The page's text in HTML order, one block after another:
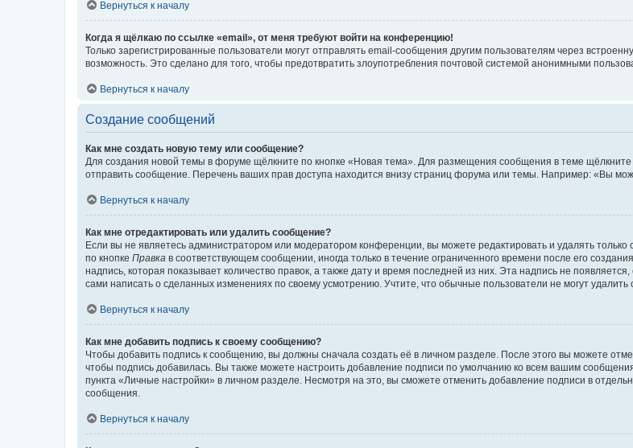
Вернуться к началу
Когда я щёлкаю по ссылке «email», от меня требуют войти на конференцию!
Только зарегистрированные пользователи могут отправлять email-сообщения другим пользователям через
возможность. Это сделано для того, чтобы предотвратить злоупотребления почтовой системой анонимными
Вернуться к началу
Создание сообщений
Как мне создать новую тему или сообщение?
Для создания новой темы в форуме щёлкните по кнопке «Новая тема». Для размещения сообщения в теме
отправить сообщение. Перечень ваших прав доступа находится внизу страниц форума или темы. Например: «Вы
Вернуться к началу
Как мне отредактировать или удалить сообщение?
Если вы не являетесь администратором или модератором конференции, вы можете редактировать и удалять
по кнопке Правка в соответствующем сообщении, иногда только в течение ограниченного времени после его
надпись, которая показывает количество правок, а также дату и время последней из них. Эта надпись не
сами написать о сделанных изменениях по своему усмотрению. Учтите, что обычные пользователи не могут удалить
Вернуться к началу
Как мне добавить подпись к своему сообщению?
Чтобы добавить подпись к сообщению, вы должны сначала создать её в личном разделе. После этого вы можете
чтобы подпись добавилась. Вы также можете настроить добавление подписи по умолчанию ко всем вашим
пункта «Личные настройки» в личном разделе. Несмотря на это, вы сможете отменить добавление подписи в
сообщения.
Вернуться к началу